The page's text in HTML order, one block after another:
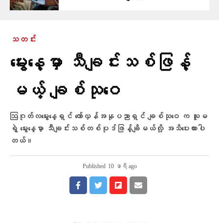
သတင်း
မွေးနေ့မှာ သီချင်းသစ်ဖြန့်
မယ့် ချစ်သုဝေ
ဩဂုတ်လမွေးနေ့ရှင် တော်လှန်အနုပညာရှင် ချစ်သုဝေ က သူမ
ရဲ့ မွေးနေ့မှာ သီချင်းသစ်တစ်ပုဒ်ဖြန့်ချိမယ်လို့ အသိပေးထားပါ
တယ်။
Published 10 နာရီ ago